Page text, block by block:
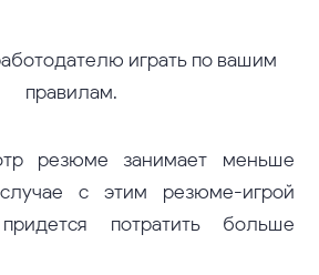
играть по вашим
правилам.
резюме занимает меньше
с этим резюме-игрой
потратить больше